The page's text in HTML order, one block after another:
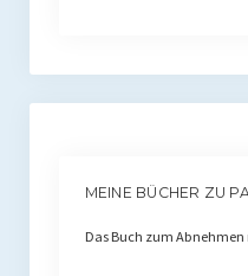
MEINE BÜCHER ZU
Das Buch zum Abnehmen